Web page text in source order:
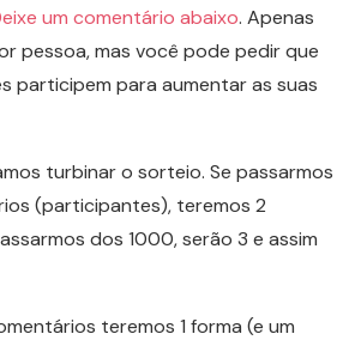
um comentário abaixo. Apenas
pessoa, mas você pode pedir que
participem para aumentar as suas
turbinar o sorteio. Se passarmos
(participantes), teremos 2
dos 1000, serão 3 e assim
teremos 1 forma (e um